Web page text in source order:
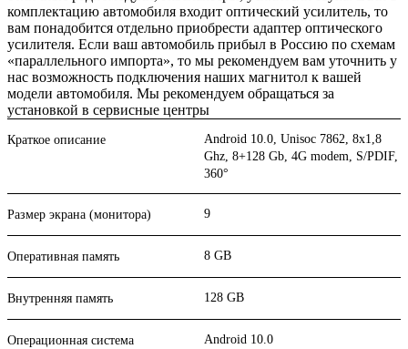
комплектацию автомобиля входит оптический усилитель, то
вам понадобится отдельно приобрести адаптер оптического
усилителя. Если ваш автомобиль прибыл в Россию по схемам
«параллельного импорта», то мы рекомендуем вам уточнить у
нас возможность подключения наших магнитол к вашей
модели автомобиля. Мы рекомендуем обращаться за
установкой в сервисные центры
Краткое описание
Android 10.0, Unisoc 7862, 8х1,8
Ghz, 8+128 Gb, 4G modem, S/PDIF,
360°
Размер экрана (монитора) 9
Оперативная память 8 GB
Внутренняя память 128 GB
Операционная система Android 10.0